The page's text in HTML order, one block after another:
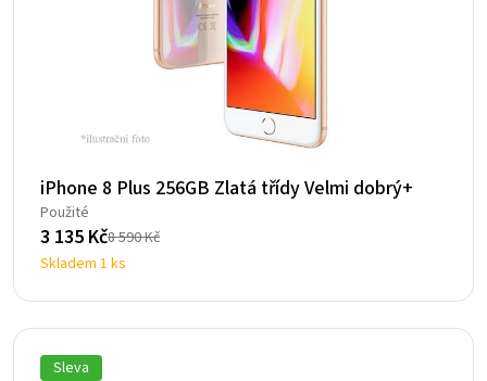
iPhone 8 Plus 256GB Zlatá třídy Velmi dobrý+
Použité
8 590Kč
Původní
cena
byla:
8
590 Kč.
3 135 Kč
Aktuální
cena
je:
3
135 Kč.
Skladem 1 ks
Sleva